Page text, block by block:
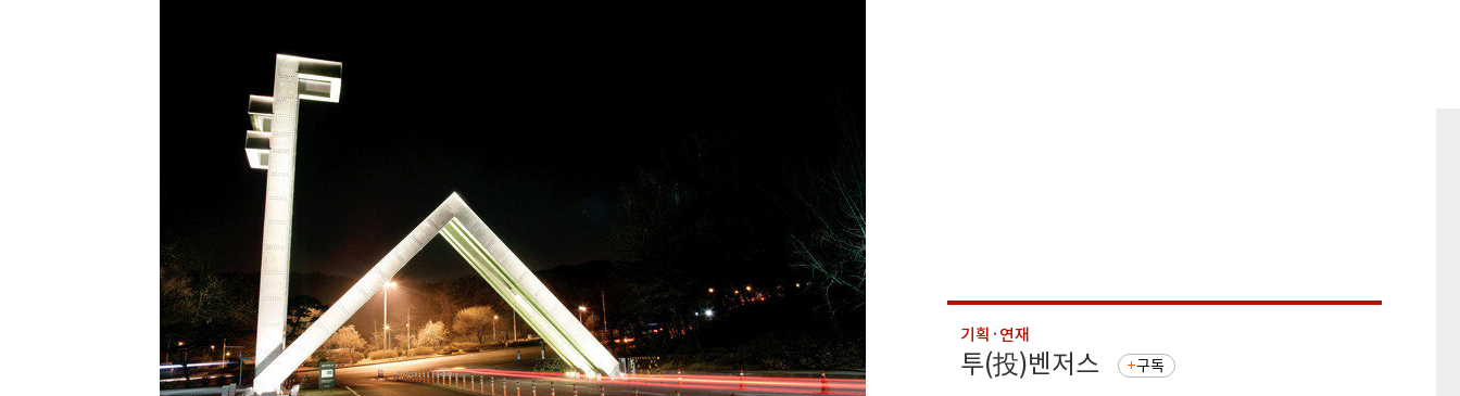
기획·연재
투(投)벤저스 구독